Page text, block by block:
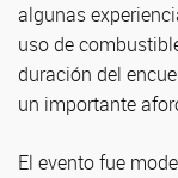
algunas
uso de
duración del
un importante
El evento fue